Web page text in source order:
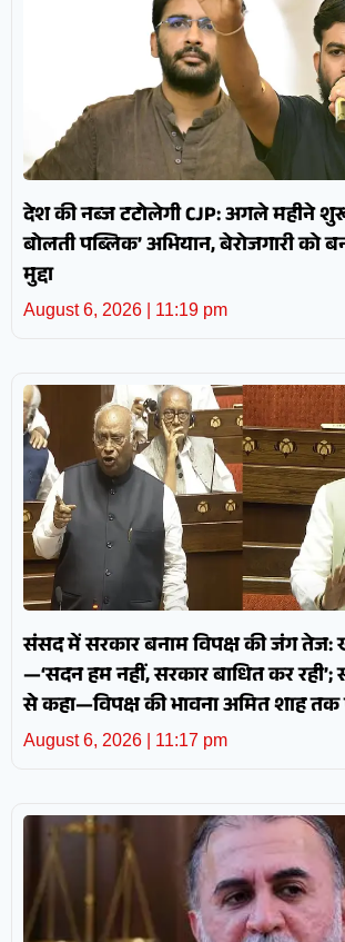
देश की नब्ज टटोलेगी CJP: अगले महीने शुरू
बोलती पब्लिक’ अभियान, बेरोजगारी को
मुद्दा
August 6, 2026 11:19 pm
संसद में सरकार बनाम विपक्ष की जंग तेज:
—‘सदन हम नहीं, सरकार बाधित कर रही’;
से कहा—विपक्ष की भावना अमित शाह
August 6, 2026 11:17 pm